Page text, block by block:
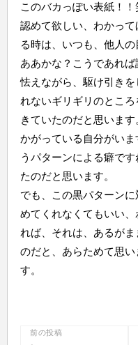
このバカっぽい表紙！！
認めて欲しい、わかっ
る時は、いつも、他人
ああかな？こうであれ
怯えながら、駆け引き
れないギリギリのとこ
きていたのだと思いま
かがっている自分がい
うパターンによる癖で
たのだと思います。
でも、この黒パターン
めてくれなくてもいい
れば、それは、あるが
のだと、あらためて思
す。
投前の投稿